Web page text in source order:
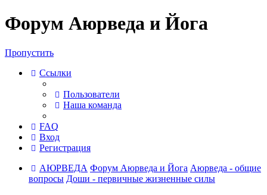
Форум Аюрведа и Йога
Пропустить
Ссылки
Пользователи
Наша команда
FAQ
Вход
Регистрация
АЮРВЕДА Форум Аюрведа и Йога Аюрведа - общие
вопросы Доши - первичные жизненные силы